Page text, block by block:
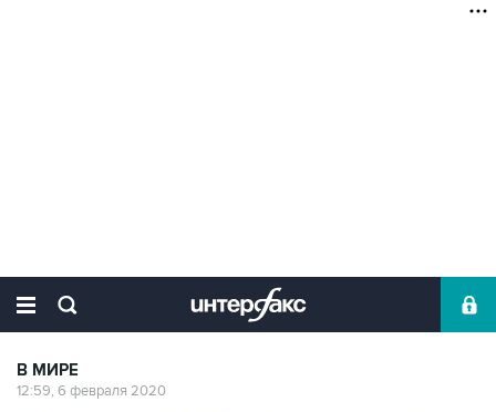
В МИРЕ
12:59, 6 февраля 2020